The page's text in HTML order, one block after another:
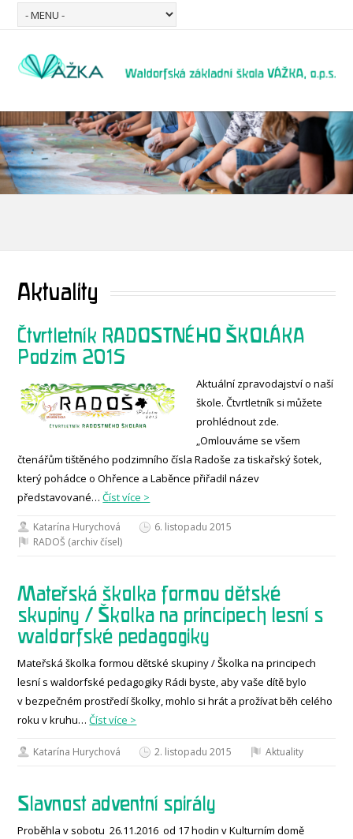
Aktuality
Čtvrtletník RADOSTNÉHO ŠKOLÁKA
Podzim 2015
Aktuální zpravodajství o naší
škole. Čtvrtletník si můžete
prohlédnout zde.
„Omlouváme se všem
čtenářům tištěného podzimního čísla Radoše za tiskařský šotek,
který pohádce o Ohřence a Laběnce přiřadil název
představované…Číst více >
Katarína Hurychová
6. listopadu 2015
RADOŠ (archiv čísel)
Mateřská školka formou dětské
skupiny / Školka na principech lesní s
waldorfské pedagogiky
Mateřská školka formou dětské skupiny / Školka na principech
lesní s waldorfské pedagogiky Rádi byste, aby vaše dítě bylo
v bezpečném prostředí školky, mohlo si hrát a prožívat běh celého
roku v kruhu…Číst více >
Katarína Hurychová 2. listopadu 2015 Aktuality
Slavnost adventní spirály
Proběhla v sobotu 26.11.2016 od 17 hodin v Kulturním domě